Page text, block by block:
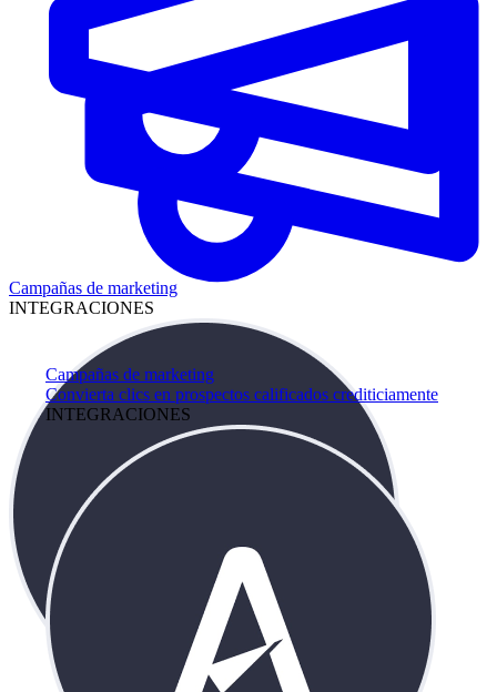
Campañas de marketing
Convierta clics en prospectos calificados crediticiamente
INTEGRACIONES
Campañas de marketing
INTEGRACIONES